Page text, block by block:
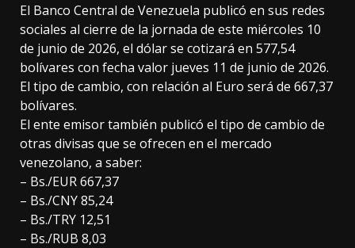
El Banco Central de Venezuela publicó en sus redes
sociales al cierre de la jornada de este miércoles 10
de junio de 2026, el dólar se cotizará en 577,54
bolívares con fecha valor jueves 11 de junio de 2026.
El tipo de cambio, con relación al Euro será de 667,37
bolívares.
El ente emisor también publicó el tipo de cambio de
otras divisas que se ofrecen en el mercado
venezolano, a saber:
– Bs./EUR 667,37
– Bs./CNY 85,24
– Bs./TRY 12,51
– Bs./RUB 8,03